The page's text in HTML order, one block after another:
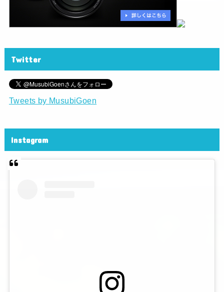
Twitter
Tweets by MusubiGoen
Instagram